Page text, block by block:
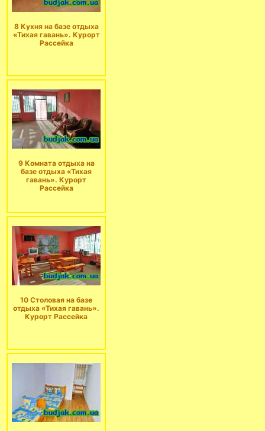
8 Кухня на базе отдыха
«Тихая гавань». Курорт
Рассейка
9 Комната отдыха на
базе отдыха «Тихая
гавань». Курорт
Рассейка
10 Столовая на базе
отдыха «Тихая гавань».
Курорт Рассейка